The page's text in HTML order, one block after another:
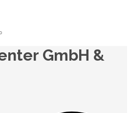
GmbH &